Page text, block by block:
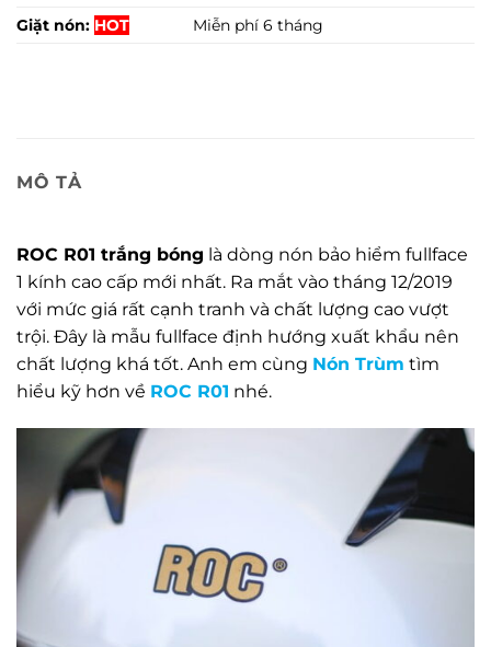
Giặt nón: HOT Miễn phí 6 tháng
MÔ TẢ
ROC R01 trắng bóng là dòng nón bảo hiểm fullface
1 kính cao cấp mới nhất. Ra mắt vào tháng 12/2019
với mức giá rất cạnh tranh và chất lượng cao vượt
trội. Đây là mẫu fullface định hướng xuất khẩu nên
chất lượng khá tốt. Anh em cùng Nón Trùm tìm
hiểu kỹ hơn về ROC R01 nhé.